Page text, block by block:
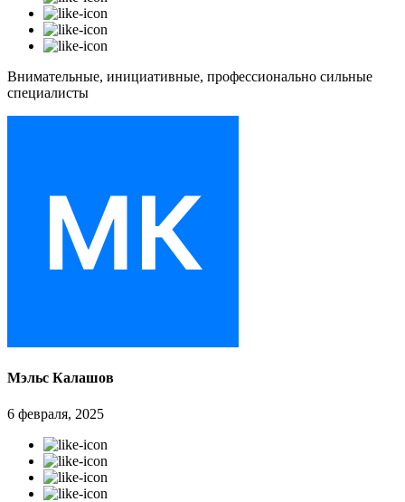
Внимательные, инициативные, профессионально сильные
специалисты
Мэльс Калашов
6 февраля, 2025